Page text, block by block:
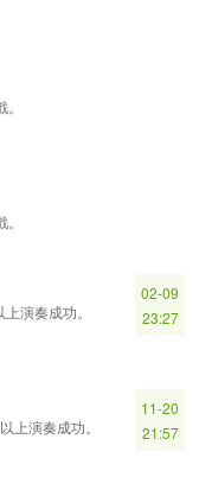
演奏成功。
02-09
23:27
上演奏成功。
11-20
21:57